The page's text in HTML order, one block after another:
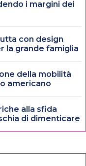
i margini dei
con design
la grande famiglia
della mobilità
americano
alla sfida
di dimenticare